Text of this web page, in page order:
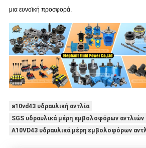
μια ευνοϊκή προσφορά.
a10vd43 υδραυλική αντλία
SGS υδραυλικά μέρη εμβολοφόρων αντλιών
A10VD43 υδραυλικά μέρη εμβολοφόρων